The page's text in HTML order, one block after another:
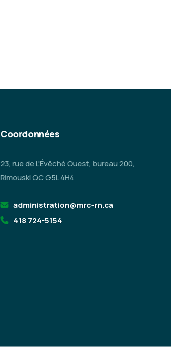
Coordonnées
23, rue de L'Évêché Ouest, bureau 200,
Rimouski QC G5L 4H4
administration@mrc-rn.ca
418 724-5154